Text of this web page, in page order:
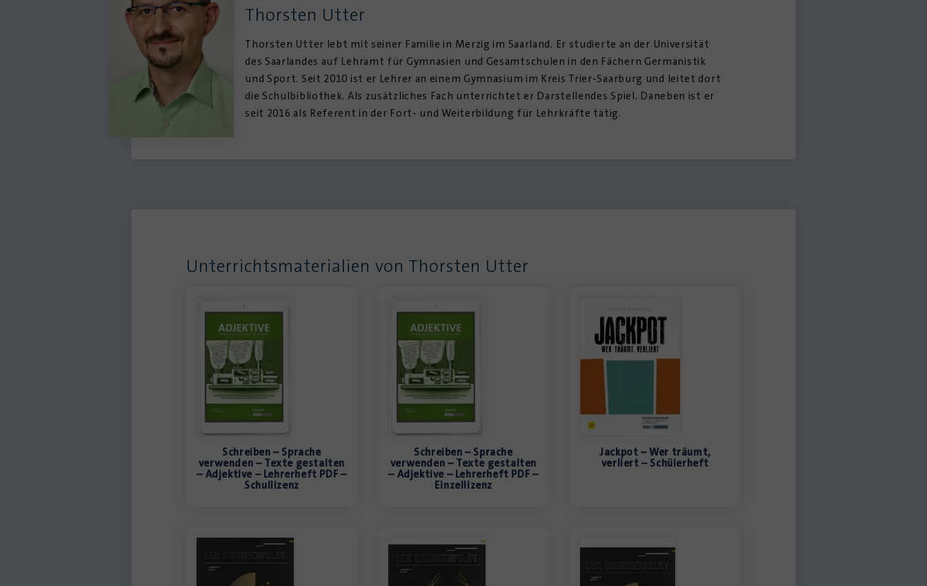
Thorsten Utter
Thorsten Utter lebt mit seiner Familie in Merzig im Saarland. Er studierte an der Universität
des Saarlandes auf Lehramt für Gymnasien und Gesamtschulen in den Fächern Germanistik
und Sport. Seit 2010 ist er Lehrer an einem Gymnasium im Kreis Trier-Saarburg und leitet dort
die Schulbibliothek. Als zusätzliches Fach unterrichtet er Darstellendes Spiel. Daneben ist er
seit 2016 als Referent in der Fort- und Weiterbildung für Lehrkräfte tätig.
Unterrichtsmaterialien von Thorsten Utter
Schreiben – Sprache
verwenden – Texte gestalten
– Adjektive – Lehrerheft PDF –
Schullizenz
Schreiben – Sprache
verwenden – Texte gestalten
– Adjektive – Lehrerheft PDF –
Einzellizenz
Jackpot – Wer träumt,
verliert – Schülerheft